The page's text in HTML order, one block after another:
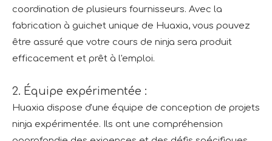
coordination de plusieurs fournisseurs. Avec la
fabrication à guichet unique de Huaxia, vous pouvez
être assuré que votre cours de ninja sera produit
efficacement et prêt à l'emploi.
2. Équipe expérimentée :
Huaxia dispose d'une équipe de conception de projets
ninja expérimentée. Ils ont une compréhension